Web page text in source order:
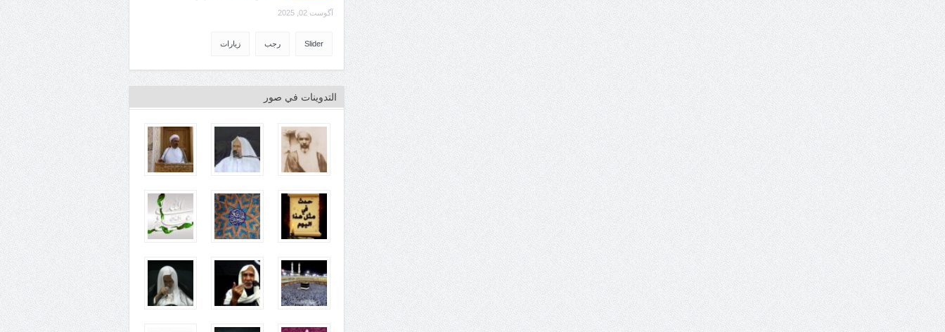
آگوست 02, 2025
Slider رجب زيارات
التدوينات في صور